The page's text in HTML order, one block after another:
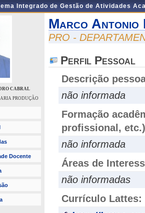
Integrado de Gestão de Atividades
CABRAL
PRODUÇÃO
Docente
Marco
PRO -
Perfil Pessoal
Descrição
não informada
Formação
profissional, etc.)
não informada
Áreas de
não informadas
Currículo Lattes: